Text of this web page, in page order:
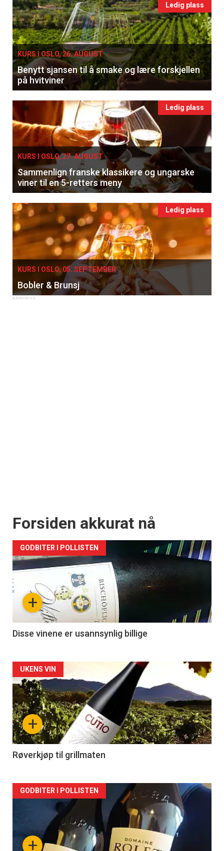
×
Få ukentlige nyhetsbrev fra
Apéritif
Vi tilbyr flere ukentlige nyhetsbrev. Du
kan fritt velge hvilke du ønsker å få
tilsendt.
Registrer deg
Ledig plass
KURS I OSLO, 26. AUGUST
Benytt sjansen til å smake og lære forskjellen
på hvitviner
Ledig plass
KURS I OSLO, 27. AUGUST
Sammenlign franske klassikere og ungarske
viner til en 5-retters meny
Ledig plass
KURS I OSLO, 05. SEPTEMBER
Bobler & Brunsj
Forsiden akkurat nå
+
GODBITER I POLLISTEN
Disse vinene er usannsynlig billige
Forsiden
akkurat
nå
-
2
+
UKENS VIN
Røverkjøp til grillmaten
Forsiden
akkurat
nå+
GODBITER I POLLISTEN